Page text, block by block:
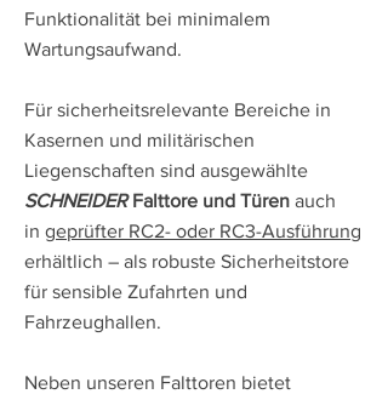
Funktionalität bei minimalem
Wartungsaufwand.
Für sicherheitsrelevante Bereiche in
Kasernen und militärischen
Liegenschaften sind ausgewählte
SCHNEIDERFalttore und Türen auch
in geprüfter RC2- oder RC3-Ausführung
erhältlich – als robuste Sicherheitstore
für sensible Zufahrten und
Fahrzeughallen.
Neben unseren Falttoren bietet